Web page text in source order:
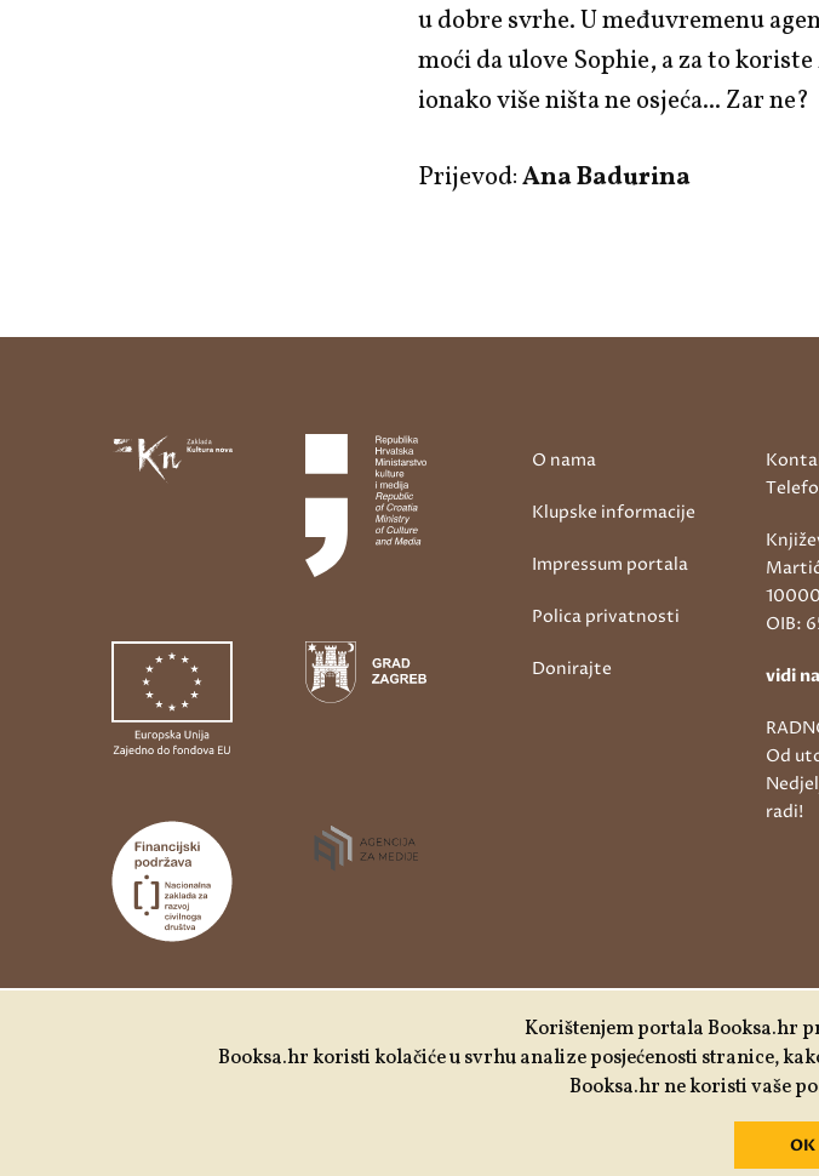
u dobre svrhe. U međuvremenu
moći da ulove Sophie, a za to
ionako više ništa ne osjeća... Zar ne?
Prijevod:Ana Badurina
podrške Nacionalne zaklade za razvoj civilnoga
O nama
Klupske informacije
Impressum portala
Polica privatnosti
Donirajte
OIB:
vidi
Od
radi!
Korištenjem portala Booksa.hr
Booksa.hr koristi kolačiće u svrhu analize posjećenosti stranice,
Booksa.hr ne koristi vaše
OK